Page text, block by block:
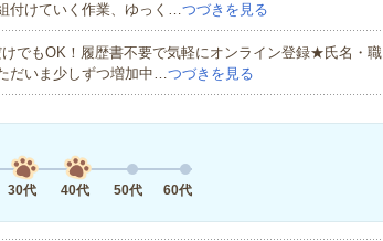
付けていく作業、ゆっく…つづきを見る
でもOK！履歴書不要で気軽にオンライン登録★氏名・職
だいま少しずつ増加中…つづきを見る
30代 40代 50代 60代